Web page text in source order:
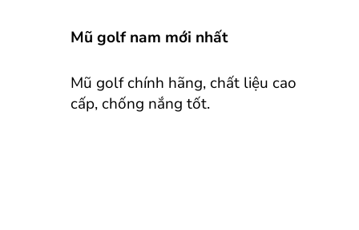
Mũ golf nam mới nhất
Mũ golf chính hãng, chất liệu cao
cấp, chống nắng tốt.